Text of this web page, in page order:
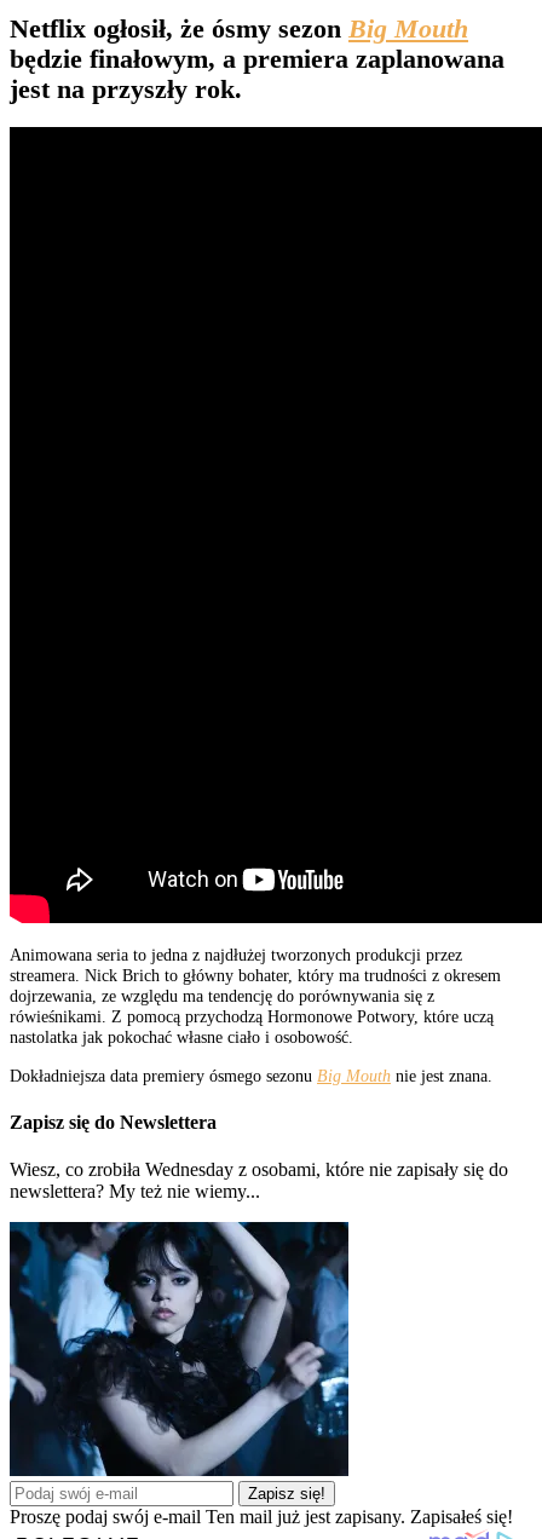
Netflix ogłosił, że ósmy sezon Big Mouth
będzie finałowym, a premiera zaplanowana
jest na przyszły rok.
Animowana seria to jedna z najdłużej tworzonych produkcji przez
streamera. Nick Brich to główny bohater, który ma trudności z okresem
dojrzewania, ze względu ma tendencję do porównywania się z
rówieśnikami. Z pomocą przychodzą Hormonowe Potwory, które uczą
nastolatka jak pokochać własne ciało i osobowość.
Dokładniejsza data premiery ósmego sezonu Big Mouth nie jest znana.
Zapisz się do Newslettera
Wiesz, co zrobiła Wednesday z osobami, które nie zapisały się do
newslettera? My też nie wiemy...
Zapisz się!
Proszę podaj swój e-mail Ten mail już jest zapisany. Zapisałeś się!